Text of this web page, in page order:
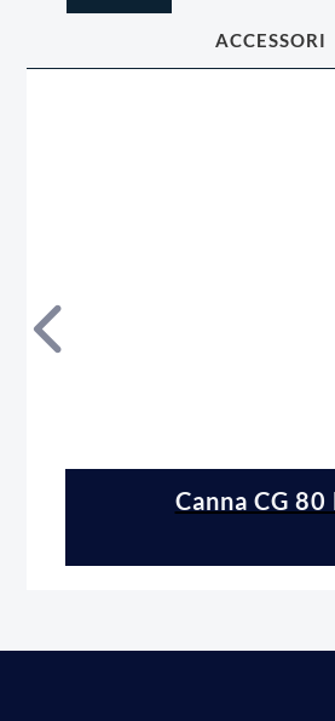
ACCESSORI
Canna CG 80